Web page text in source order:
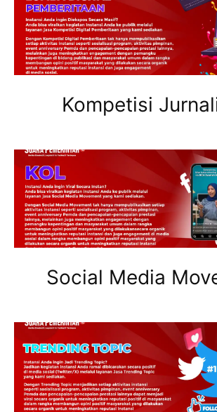
Kompetisi
Social Media